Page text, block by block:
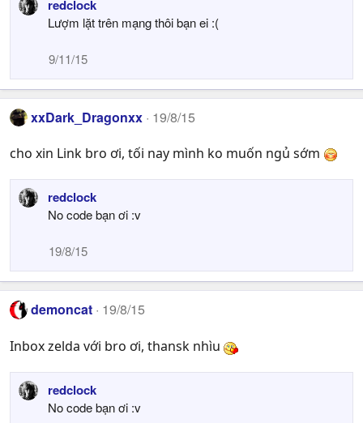
s
redclock
Lượm lặt trên mạng thôi bạn ei :(
9/11/15
xxDark_Dragonxx 19/8/15
cho xin Link bro ơi, tối nay mình ko muốn ngủ sớm
redclock
No code bạn ơi :v
19/8/15
demoncat 19/8/15
Inbox zelda với bro ơi, thansk nhìu
redclock
No code bạn ơi :v